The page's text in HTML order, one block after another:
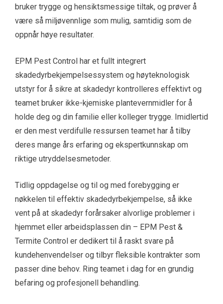
bruker trygge og hensiktsmessige tiltak, og prøver å
være så miljøvennlige som mulig, samtidig som de
oppnår høye resultater.
EPM Pest Control har et fullt integrert
skadedyrbekjempelsessystem og høyteknologisk
utstyr for å sikre at skadedyr kontrolleres effektivt og
teamet bruker ikke-kjemiske plantevernmidler for å
holde deg og din familie eller kolleger trygge. Imidlertid
er den mest verdifulle ressursen teamet har å tilby
deres mange års erfaring og ekspertkunnskap om
riktige utryddelsesmetoder.
Tidlig oppdagelse og til og med forebygging er
nøkkelen til effektiv skadedyrbekjempelse, så ikke
vent på at skadedyr forårsaker alvorlige problemer i
hjemmet eller arbeidsplassen din – EPM Pest &
Termite Control er dedikert til å raskt svare på
kundehenvendelser og tilbyr fleksible kontrakter som
passer dine behov. Ring teamet i dag for en grundig
befaring og profesjonell behandling.